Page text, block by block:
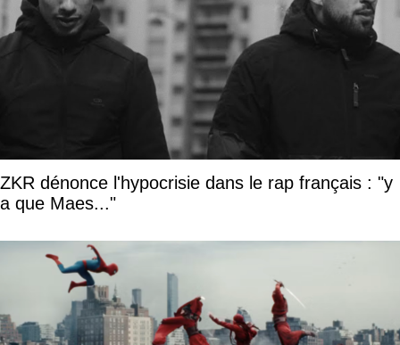
ZKR dénonce l'hypocrisie dans le rap français : "y
a que Maes..."